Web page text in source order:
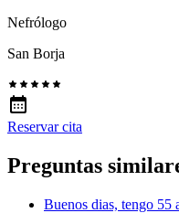
Nefrólogo
San Borja
Reservar cita
Preguntas
Buenos dias, tengo 55